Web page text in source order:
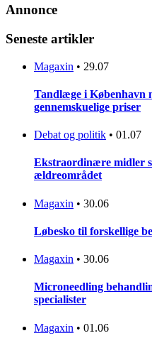
Annonce
Seneste artikler
Magaxin • 29.07
Tandlæge i København
gennemskuelige priser
Debat og politik • 01.07
Ekstraordinære midler
ældreområdet
Magaxin • 30.06
Løbesko til forskellige
Magaxin • 30.06
Microneedling
specialister
Magaxin • 01.06